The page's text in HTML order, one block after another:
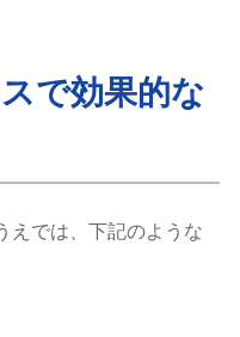
で効果的な
えでは、下記のような